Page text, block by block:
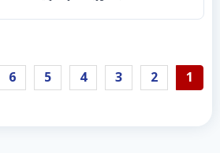
1
2
3
4
5
6